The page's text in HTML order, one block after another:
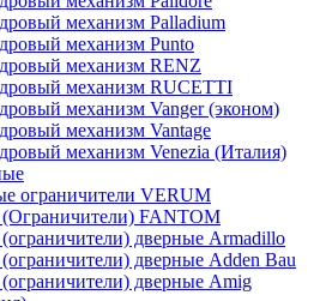
механизм Palladium
механизм Punto
механизм RENZ
механизм RUCETTI
механизм Vanger (эконом)
механизм Vantage
механизм Venezia (Италия)
ограничители VERUM
FANTOM
дверные Armadillo
дверные Adden Bau
дверные Amig